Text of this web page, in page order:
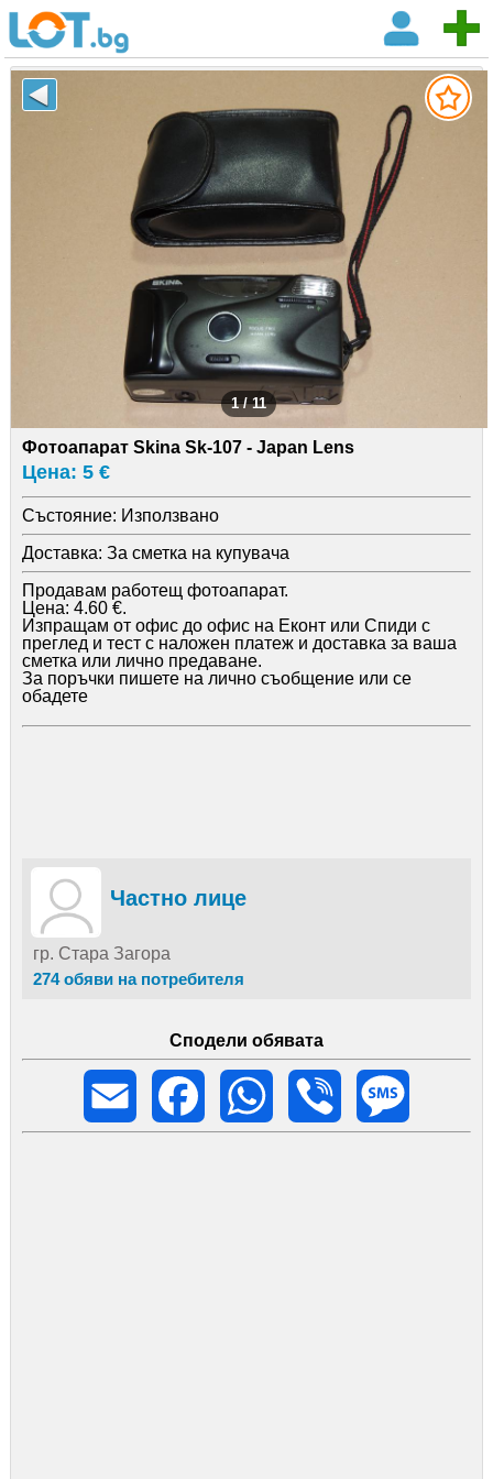
1 / 11
Фотоапарат Skina Sk-107 - Japan Lens
Цена: 5 €
Състояние: Използвано
Доставка: За сметка на купувача
Продавам работещ фотоапарат.
Цена: 4.60 €.
Изпращам от офис до офис на Еконт или Спиди с
преглед и тест с наложен платеж и доставка за ваша
сметка или лично предаване.
За поръчки пишете на лично съобщение или се
обадете
Частно лице
гр. Стара Загора
274 обяви на потребителя
Сподели обявата
Email
Facebook WhatsApp Viber